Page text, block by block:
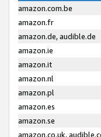
amazon.com.be
amazon.fr
amazon.de, audible.de
amazon.ie
amazon.it
amazon.nl
amazon.pl
amazon.es
amazon.se
amazon.co.uk,